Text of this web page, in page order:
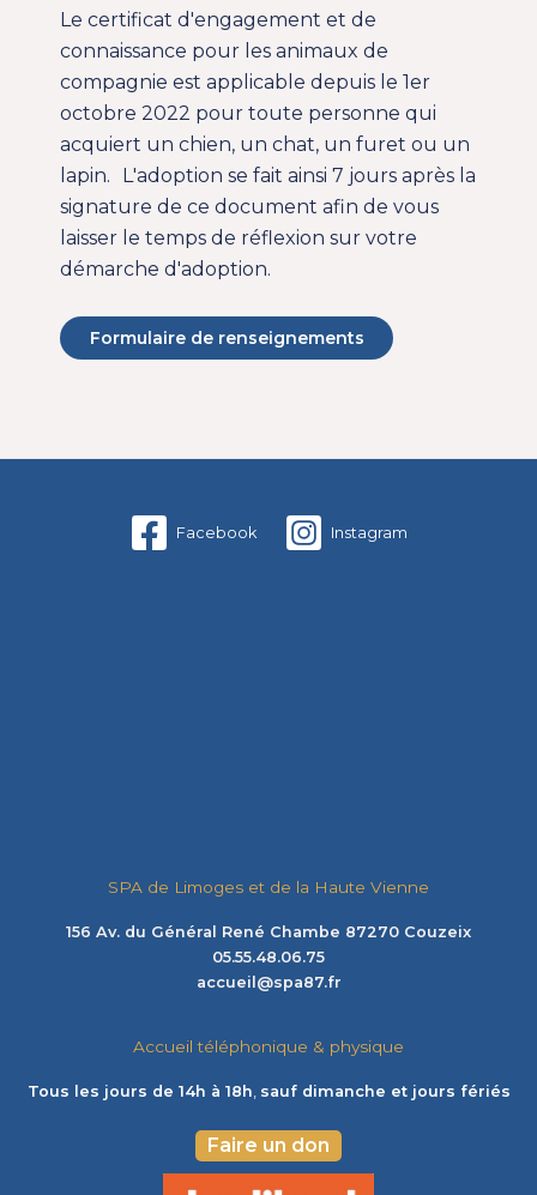
Le certificat d'engagement et de
connaissance pour les animaux de
compagnie est applicable depuis le 1er
octobre 2022 pour toute personne qui
acquiert un chien, un chat, un furet ou un
lapin. L'adoption se fait ainsi 7 jours après la
signature de ce document afin de vous
laisser le temps de réflexion sur votre
démarche d'adoption.
Formulaire de renseignements
Facebook Instagram
SPA de Limoges et de la Haute Vienne
156 Av. du Général René Chambe 87270 Couzeix
05.55.48.06.75
accueil@spa87.fr
Accueil téléphonique & physique
Tous les jours de 14h à 18h, sauf dimanche et jours fériés
Faire un don